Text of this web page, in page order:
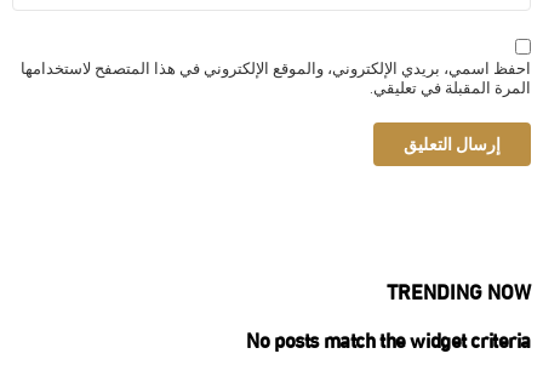
احفظ اسمي، بريدي الإلكتروني، والموقع الإلكتروني في هذا المتصفح لاستخدامها
المرة المقبلة في تعليقي.
TRENDING NOW
No posts match the widget criteria